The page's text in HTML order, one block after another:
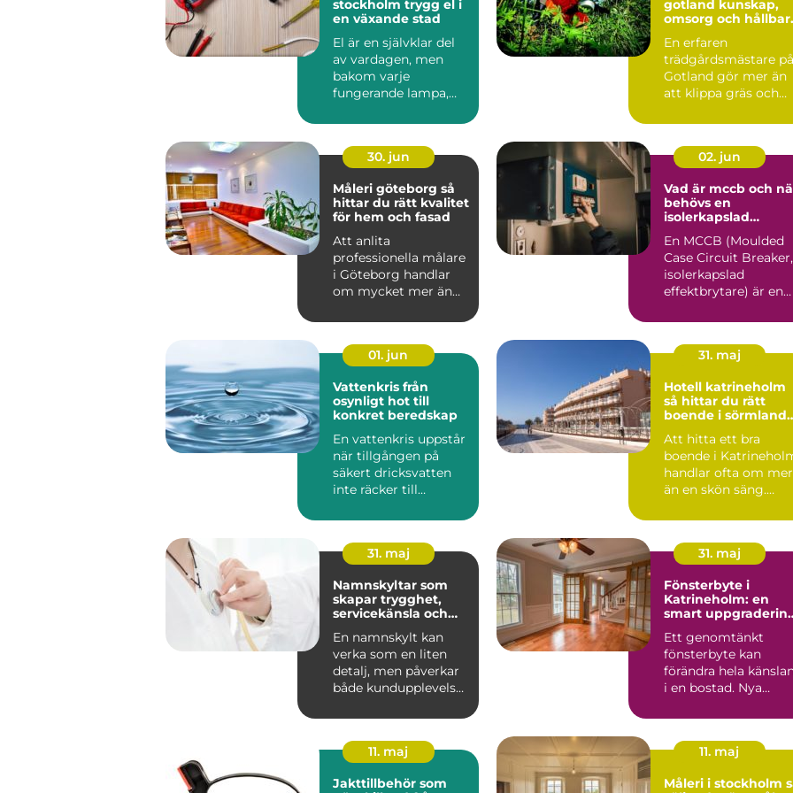
stockholm trygg el i
en växande stad
El är en självklar del
av vardagen, men
bakom varje
fungerande lampa,
ventilationsan...
gotland kunskap,
omsorg och hållbar
En erfaren
trädgårdsmästare på
Gotland gör mer än
att klippa gräs och
med kalk...
30. jun
Måleri göteborg så
hittar du rätt kvalitet
för hem och fasad
Att anlita
professionella målare
i Göteborg handlar
om mycket mer än
på vägga...
02. jun
Vad är mccb och
behövs en
isolerkapslad
En MCCB (Moulded
Case Circuit Breaker,
isolerkapslad
effektbrytare) är en
elin...
01. jun
Vattenkris från
osynligt hot till
konkret beredskap
En vattenkris uppstår
när tillgången på
säkert dricksvatten
inte räcker till
grundläggand...
31. maj
Hotell katrineholm
så hittar du rätt
boende i sörmlands
Att hitta ett bra
boende i
handlar ofta om mer
än en skön säng.
sta...
31. maj
Namnskyltar som
skapar trygghet,
servicekänsla och
En namnskylt kan
verka som en liten
detalj, men påverkar
både kundupplevelse,
v...
31. maj
Fönsterbyte i
Katrineholm: en
smart
Ett genomtänkt
fönsterbyte kan
förändra hela
i en bostad. Nya
11. maj
Jakttillbehör som
11. maj
Måleri i stockholm så